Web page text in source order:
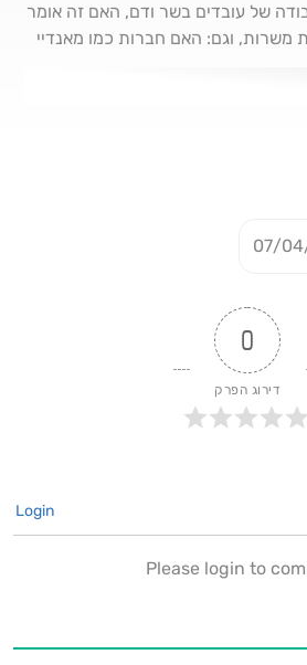
של עובדים בשר ודם, האם זה אומר
משרות, וגם: האם חברות כמו מאנדיי
ליהיא צדוק; מפיק: עדי אפרת; עורך
0
דירוג הפרק
Please login to